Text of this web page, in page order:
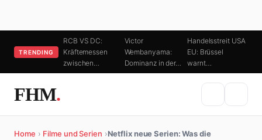
TRENDING
RCB VS DC:
Kräftemessen
zwischen…
Victor
Wembanyama:
Dominanz in der…
Handelsstreit USA
EU: Brüssel
warnt…
FHM.
Home › Filme und Serien ›Netflix neue Serien: Was die